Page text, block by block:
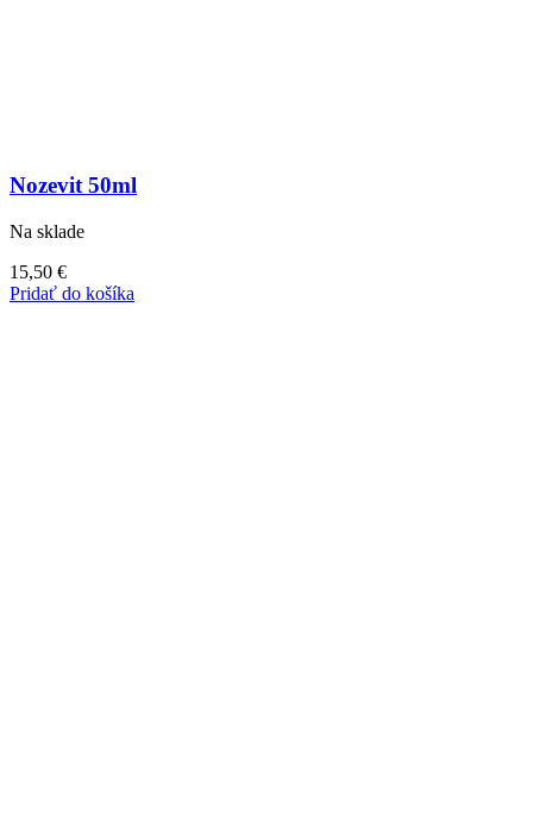
Nozevit 50ml
Na sklade
15,50 €
Pridať do košíka